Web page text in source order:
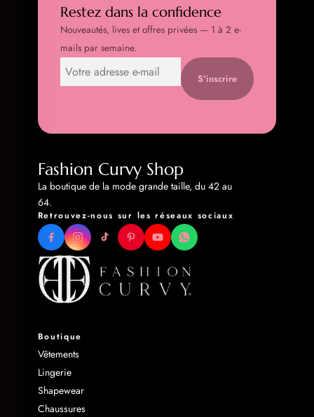
Restez dans la confidence
Nouveautés, lives et offres privées — 1 à 2 e-
mails par semaine.
S'inscrire
Fashion Curvy Shop
La boutique de la mode grande taille, du 42 au
64.
Retrouvez-nous sur les réseaux sociaux
Boutique
Vêtements
Lingerie
Shapewear
Chaussures